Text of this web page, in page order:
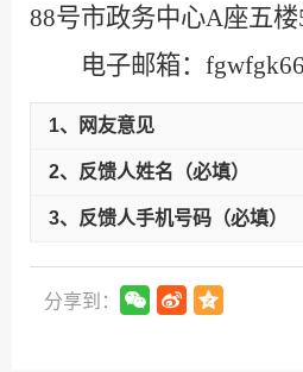
88号市政务中心A座五楼
电子邮箱：
1、网友意见
2、反馈人姓名（必填）
3、反馈人手机号码（必填）
分享到：